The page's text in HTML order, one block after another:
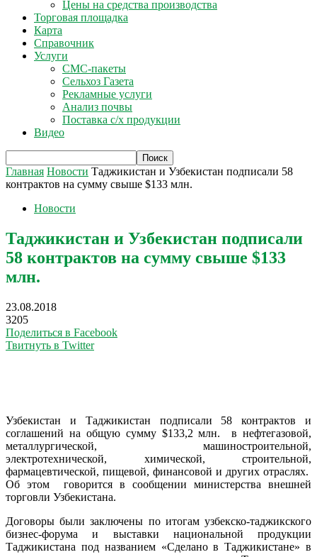
Цены на средства производства
Торговая площадка
Карта
Справочник
Услуги
СМС-пакеты
Сельхоз Газета
Рекламные услуги
Анализ почвы
Поставка с/х продукции
Видео
Главная Новости Таджикистан и Узбекистан подписали 58
контрактов на сумму свыше $133 млн.
Новости
Таджикистан и Узбекистан подписали
58 контрактов на сумму свыше $133
млн.
23.08.2018
3205
Поделиться в Facebook
Твитнуть в Twitter
Узбекистан и Таджикистан подписали 58 контрактов и
соглашений на общую сумму $133,2 млн. в нефтегазовой,
металлургической, машиностроительной,
электротехнической, химической, строительной,
фармацевтической, пищевой, финансовой и других отраслях.
Об этом говорится в сообщении министерства внешней
торговли Узбекистана.
Договоры были заключены по итогам узбекско-таджикского
бизнес-форума и выставки национальной продукции
Таджикистана под названием «Сделано в Таджикистане» в